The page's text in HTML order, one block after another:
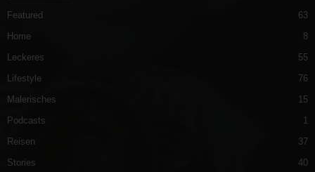
Featured
63
Home
8
Leckeres
55
Lifestyle
76
Malerisches
15
Podcasts
1
Reisen
37
Stories
40